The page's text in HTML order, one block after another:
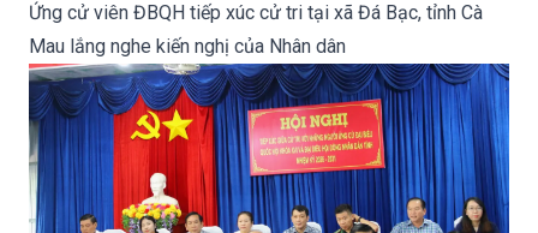
Ứng cử viên ĐBQH tiếp xúc cử tri tại xã Đá Bạc, tỉnh Cà
Mau lắng nghe kiến nghị của Nhân dân